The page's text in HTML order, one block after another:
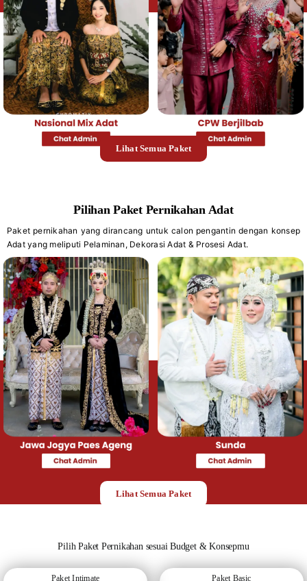
Lihat Semua Paket
Pilihan Paket Pernikahan Adat
Paket pernikahan yang dirancang untuk calon pengantin dengan konsep
Adat yang meliputi Pelaminan, Dekorasi Adat & Prosesi Adat.
Lihat Semua Paket
Pilih Paket Pernikahan sesuai Budget & Konsepmu
Paket Intimate Paket Basic